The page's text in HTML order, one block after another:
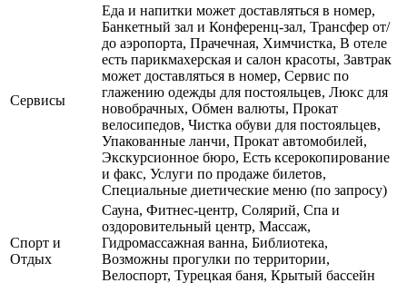
Сервисы
Еда и напитки может доставляться в номер,
Банкетный зал и Конференц-зал, Трансфер от/
до аэропорта, Прачечная, Химчистка, В отеле
есть парикмахерская и салон красоты, Завтрак
может доставляться в номер, Сервис по
глажению одежды для постояльцев, Люкс для
новобрачных, Обмен валюты, Прокат
велосипедов, Чистка обуви для постояльцев,
Упакованные ланчи, Прокат автомобилей,
Экскурсионное бюро, Есть ксерокопирование
и факс, Услуги по продаже билетов,
Специальные диетические меню (по запросу)
Спорт и
Отдых
Сауна, Фитнес-центр, Солярий, Спа и
оздоровительный центр, Массаж,
Гидромассажная ванна, Библиотека,
Возможны прогулки по территории,
Велоспорт, Турецкая баня, Крытый бассейн